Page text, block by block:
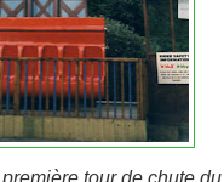
tour de chute